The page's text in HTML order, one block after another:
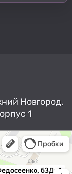
Новгород,
1
63Дк1 —
Карты